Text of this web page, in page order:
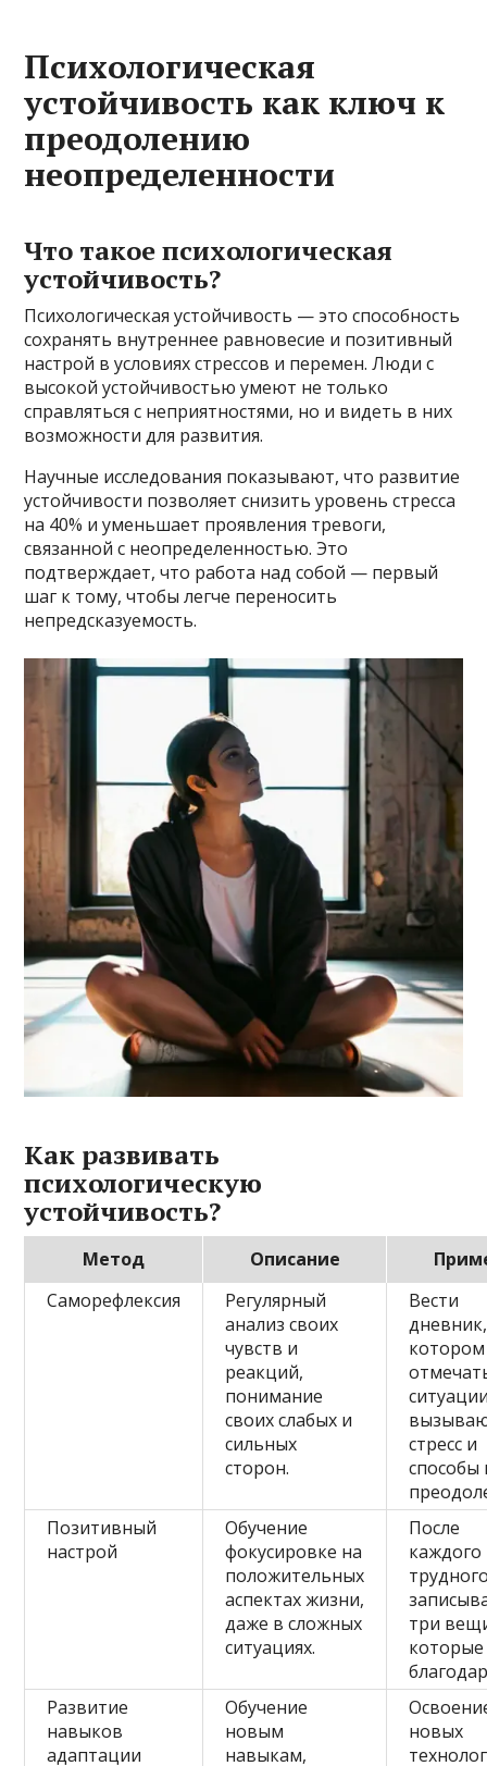
Психологическая
устойчивость как ключ к
преодолению
неопределенности
Что такое психологическая
устойчивость?
Психологическая устойчивость — это способность
сохранять внутреннее равновесие и позитивный
настрой в условиях стрессов и перемен. Люди с
высокой устойчивостью умеют не только
справляться с неприятностями, но и видеть в них
возможности для развития.
Научные исследования показывают, что развитие
устойчивости позволяет снизить уровень стресса
на 40% и уменьшает проявления тревоги,
связанной с неопределенностью. Это
подтверждает, что работа над собой — первый
шаг к тому, чтобы легче переносить
непредсказуемость.
Как развивать
психологическую
устойчивость?
Метод Описание
Саморефлексия
Регулярный
анализ своих
чувств и
реакций,
понимание
своих слабых и
сильных
сторон.
Вести
котором
стресс и
способы
Позитивный
настрой
Обучение
фокусировке на
положительных
аспектах жизни,
даже в сложных
ситуациях.
После
каждого
три
Развитие
навыков
адаптации
Обучение
новым
навыкам,
новых